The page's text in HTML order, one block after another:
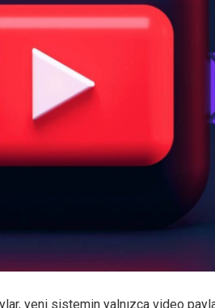
yeni sistemin yalnızca video